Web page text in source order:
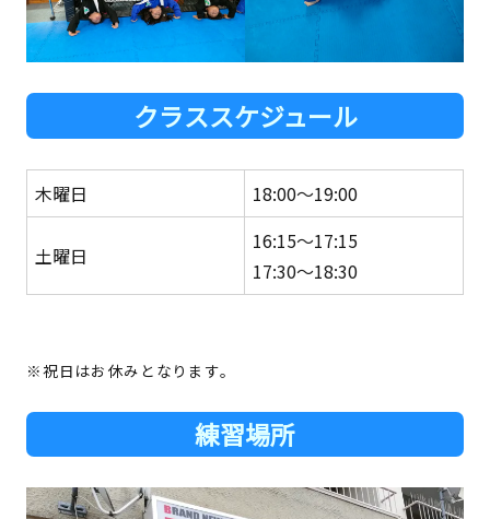
クラススケジュール
木曜日 18:00～19:00
土曜日
16:15～17:15
17:30～18:30
※祝日はお休みとなります。
練習場所